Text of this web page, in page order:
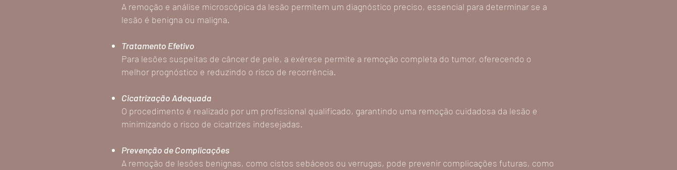
A remoção e análise microscópica da lesão permitem um diagnóstico preciso, essencial para determinar se a
lesão é benigna ou maligna.
Tratamento Efetivo
Para lesões suspeitas de câncer de pele, a exérese permite a remoção completa do tumor, oferecendo o
melhor prognóstico e reduzindo o risco de recorrência.
Cicatrização Adequada
O procedimento é realizado por um profissional qualificado, garantindo uma remoção cuidadosa da lesão e
minimizando o risco de cicatrizes indesejadas.
Prevenção de Complicações
A remoção de lesões benignas, como cistos sebáceos ou verrugas, pode prevenir complicações futuras, como